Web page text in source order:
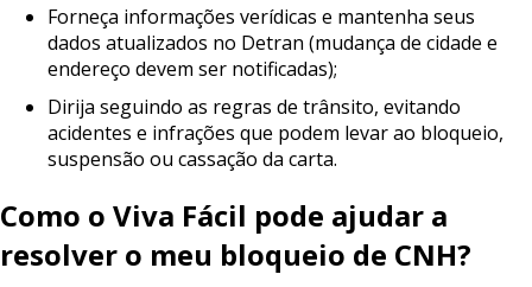
Forneça informações verídicas e mantenha seus
dados atualizados no Detran (mudança de cidade e
endereço devem ser notificadas);
Dirija seguindo as regras de trânsito, evitando
acidentes e infrações que podem levar ao bloqueio,
suspensão ou cassação da carta.
Como o Viva Fácil pode ajudar a
resolver o meu bloqueio de CNH?